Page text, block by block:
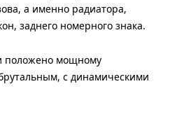
а именно радиатора,
заднего номерного знака.
положено мощному
с динамическими